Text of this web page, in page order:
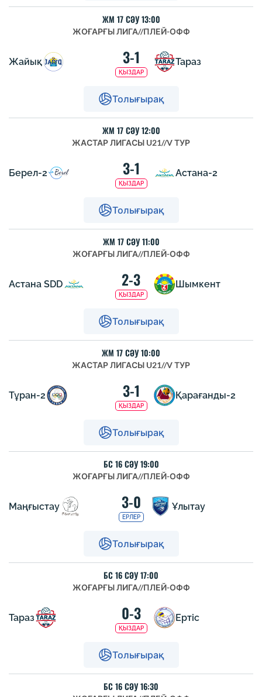
ЖМ 17 СӘУ 13:00
ЖОҒАРҒЫ ЛИГА//ПЛЕЙ-ОФФ
Жайық 3-1
ҚЫЗДАР
Тараз
Толығырақ
ЖМ 17 СӘУ 12:00
ЖАСТАР ЛИГАСЫ U21//V ТУР
Берел-2 3-1
ҚЫЗДАР
Астана-2
Толығырақ
ЖМ 17 СӘУ 11:00
ЖОҒАРҒЫ ЛИГА//ПЛЕЙ-ОФФ
Астана SDD 2-3
ҚЫЗДАР
Шымкент
Толығырақ
ЖМ 17 СӘУ 10:00
ЖАСТАР ЛИГАСЫ U21//V ТУР
Тұран-2 3-1
ҚЫЗДАР
Қарағанды-2
Толығырақ
БС 16 СӘУ 19:00
ЖОҒАРҒЫ ЛИГА//ПЛЕЙ-ОФФ
Маңғыстау 3-0
ЕРЛЕР
Ұлытау
Толығырақ
БС 16 СӘУ 17:00
ЖОҒАРҒЫ ЛИГА//ПЛЕЙ-ОФФ
Тараз 0-3
ҚЫЗДАР
Ертіс
Толығырақ
БС 16 СӘУ 16:30